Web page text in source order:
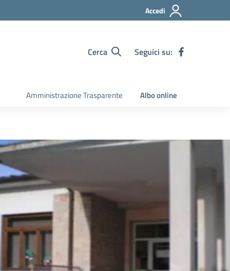
Accedi
Cerca Seguici su:
Amministrazione Trasparente Albo online